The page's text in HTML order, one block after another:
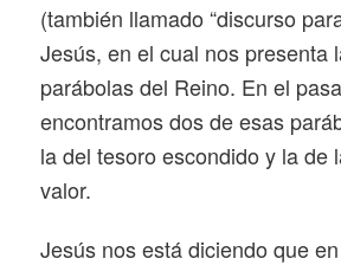
(también llamado “discurso
Jesús, en el cual nos presenta
parábolas del Reino. En el
encontramos dos de esas
la del tesoro escondido y la de
valor.
Jesús nos está diciendo que